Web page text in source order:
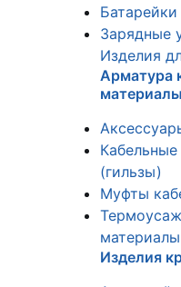
Батарейки
Зарядные
Изделия
Арматура
материалы
(гильзы)
Муфты
материалы
Изделия